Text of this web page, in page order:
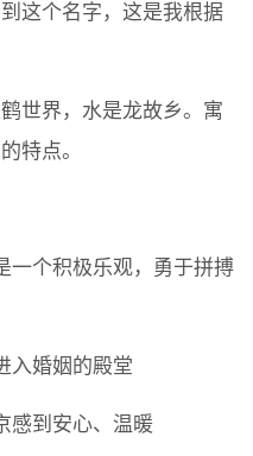
这个名字，这是我根据
世界，水是龙故乡。寓
特点。
一个积极乐观，勇于拼搏
入婚姻的殿堂
感到安心、温暖